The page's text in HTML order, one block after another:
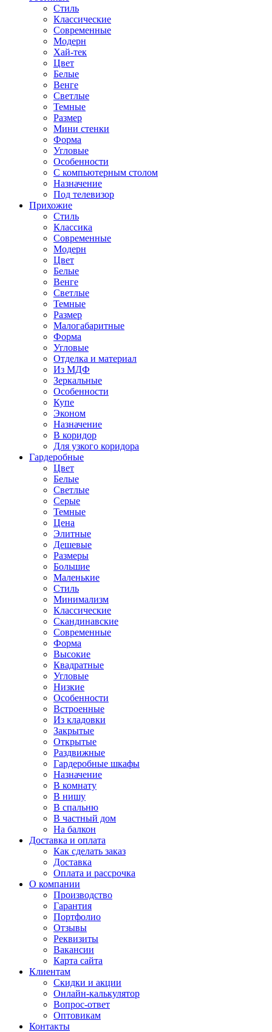
Стиль
Классические
Современные
Модерн
Хай-тек
Цвет
Белые
Венге
Светлые
Темные
Размер
Мини стенки
Форма
Угловые
Особенности
С компьютерным столом
Назначение
Под телевизор
Прихожие
Стиль
Классика
Современные
Модерн
Цвет
Белые
Венге
Светлые
Темные
Размер
Малогабаритные
Форма
Угловые
Отделка и материал
Из МДФ
Зеркальные
Особенности
Купе
Эконом
Назначение
В коридор
Для узкого коридора
Гардеробные
Цвет
Белые
Светлые
Серые
Темные
Цена
Элитные
Дешевые
Размеры
Большие
Маленькие
Стиль
Минимализм
Классические
Скандинавские
Современные
Форма
Высокие
Квадратные
Угловые
Низкие
Особенности
Встроенные
Из кладовки
Закрытые
Открытые
Раздвижные
Гардеробные шкафы
Назначение
В комнату
В нишу
В спальню
В частный дом
На балкон
Доставка и оплата
Как сделать заказ
Доставка
Оплата и рассрочка
О компании
Производство
Гарантия
Портфолио
Отзывы
Реквизиты
Вакансии
Карта сайта
Клиентам
Скидки и акции
Онлайн-калькулятор
Вопрос-ответ
Оптовикам
Контакты